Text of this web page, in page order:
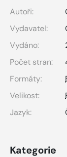
Autoři:
Vydavatel:
Vydáno:
Počet stran:
Formáty:
Velikost:
Jazyk:
Kategorie